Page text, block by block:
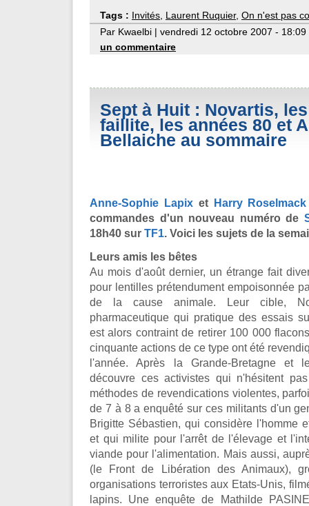
Tags : Invités Laurent Ruquier, On n'est pas
Par Kwaelbi | vendredi 12 octobre 2007 -
un commentaire
Sept à Huit : Novartis,
faillite, les années 80 et
Bellaiche au sommaire
Anne-Sophie Lapixet Harry Roselmack
commandes d'un nouveau numéro de
18h40 sur TF1. Voici les sujets de la
Leurs amis les bêtes
Au mois d'août dernier, un étrange fait
pour lentilles prétendument empoisonnée
de la cause animale. Leur cible,
pharmaceutique qui pratique des essais
est alors contraint de retirer 100 000
cinquante actions de ce type ont été
l'année. Après la Grande-Bretagne et
découvre ces activistes qui n'hésitent
méthodes de revendications violentes,
de 7 à 8 a enquêté sur ces militants d'un
Brigitte Sébastien, qui considère l'homme
et qui milite pour l'arrêt de l'élevage et
viande pour l'alimentation. Mais aussi,
(le Front de Libération des Animaux),
organisations terroristes aux Etats-Unis,
lapins. Une enquête de Mathilde